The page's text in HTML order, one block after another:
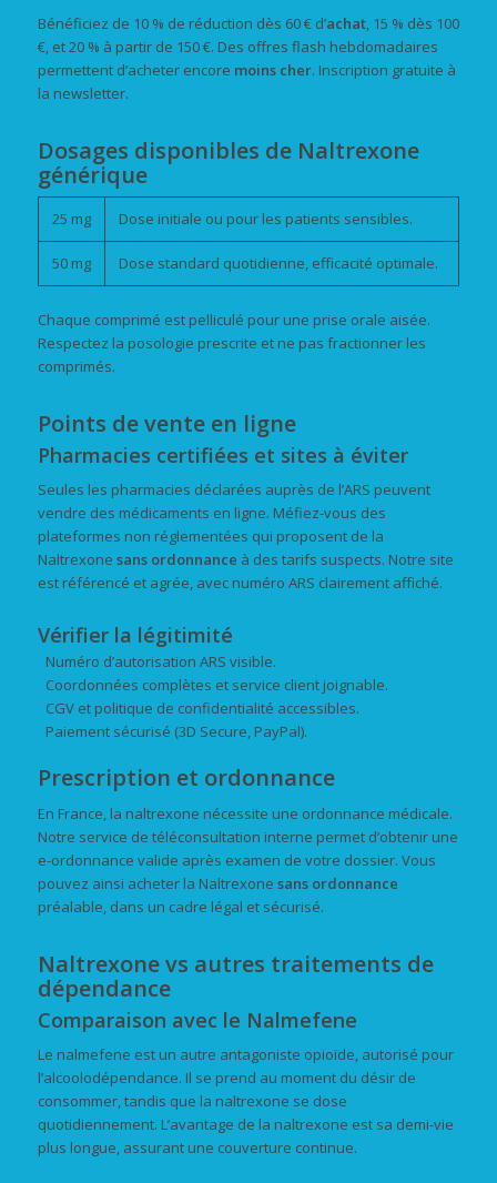
Bénéficiez de 10 % de réduction dès 60 € d’achat, 15 % dès 100
€, et 20 % à partir de 150 €. Des offres flash hebdomadaires
permettent d’acheter encore moins cher. Inscription gratuite à
la newsletter.
Dosages disponibles de Naltrexone
générique
25 mg Dose initiale ou pour les patients sensibles.
50 mg Dose standard quotidienne, efficacité optimale.
Chaque comprimé est pelliculé pour une prise orale aisée.
Respectez la posologie prescrite et ne pas fractionner les
comprimés.
Points de vente en ligne
Pharmacies certifiées et sites à éviter
Seules les pharmacies déclarées auprès de l’ARS peuvent
vendre des médicaments en ligne. Méfiez-vous des
plateformes non réglementées qui proposent de la
Naltrexone sans ordonnance à des tarifs suspects. Notre site
est référencé et agrée, avec numéro ARS clairement affiché.
Vérifier la légitimité
Numéro d’autorisation ARS visible.
Coordonnées complètes et service client joignable.
CGV et politique de confidentialité accessibles.
Paiement sécurisé (3D Secure, PayPal).
Prescription et ordonnance
En France, la naltrexone nécessite une ordonnance médicale.
Notre service de téléconsultation interne permet d’obtenir une
e-ordonnance valide après examen de votre dossier. Vous
pouvez ainsi acheter la Naltrexone sans ordonnance
préalable, dans un cadre légal et sécurisé.
Naltrexone vs autres traitements de
dépendance
Comparaison avec le Nalmefene
Le nalmefene est un autre antagoniste opioïde, autorisé pour
l’alcoolodépendance. Il se prend au moment du désir de
consommer, tandis que la naltrexone se dose
quotidiennement. L’avantage de la naltrexone est sa demi-vie
plus longue, assurant une couverture continue.